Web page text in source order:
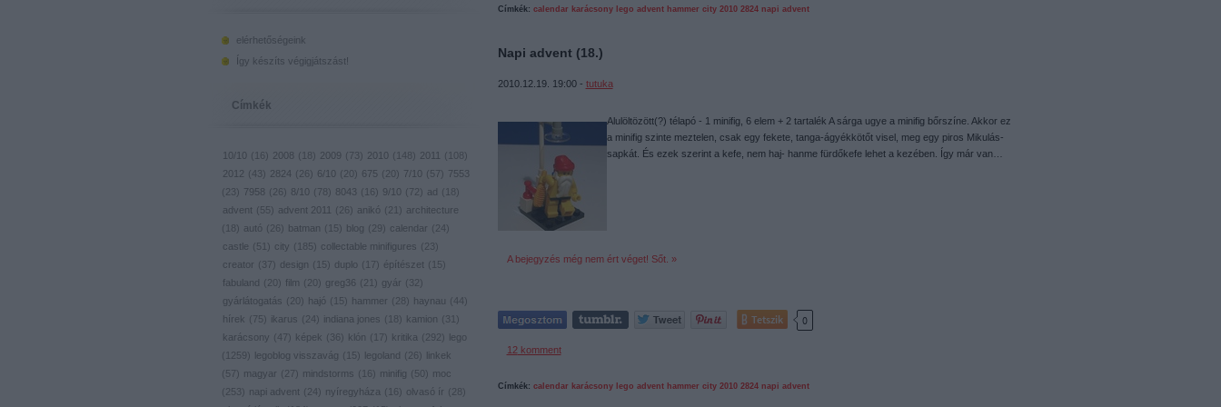
elérhetőségeink
Így készíts végigjátszást!
Címkék
10/10 ( 16 ) 2008 ( 18 ) 2009 ( 73) 2010 ( 148 ) 2011 ( 108 )
2012 ( 43) 2824 ( 26 ) 6/10 ( 20) 675 ( 20) 7/10 ( 57) 7553
( 23) 7958 ( 26 ) 8/10 ( 78 ) 8043 ( 16 ) 9/10 ( 72) ad ( 18 )
advent ( 55) advent 2011 ( 26 ) anikó ( 21 )
architecture
(
18 ) autó ( 26 ) batman ( 15) blog ( 29) calendar ( 24)
castle ( 51 ) city ( 185) collectable minifigures ( 23)
creator ( 37) design ( 15) duplo ( 17) építészet ( 15)
fabuland ( 20) film ( 20) greg36 ( 21 ) gyár ( 32)
gyárlátogatás ( 20) hajó ( 15) hammer ( 28 ) haynau ( 44)
hírek ( 75) ikarus ( 24) indiana jones ( 18 ) kamion ( 31
)
karácsony ( 47) képek ( 36 ) klón ( 17) kritika ( 292)
lego
(
1259) legoblog visszavág ( 15) legoland ( 26 )
linkek
( 57) magyar ( 27) mindstorms ( 16 ) minifig ( 50) moc
( 253) napi advent ( 24) nyíregyháza ( 16 ) olvasó ír ( 28 )
Címkék: calendar karácsony lego advent hammer city 2010 2824 napi advent
Napi advent (18.)
2010.12.19. 19:00 - tutuka
Alulöltözött(?) télapó - 1 minifig, 6 elem + 2 tartalék A sárga ugye a minifig bőrszíne. Akkor ez
a minifig szinte meztelen, csak egy fekete, tanga-ágyékkötőt visel, meg egy piros Mikulás-
sapkát. És ezek szerint a kefe, nem haj- hanme fürdőkefe lehet a kezében. Így már van…
A bejegyzés még nem ért véget! Sőt. »
Tetszik 0
12komment
Címkék: calendar karácsony lego advent hammer city 2010 2824 napi advent